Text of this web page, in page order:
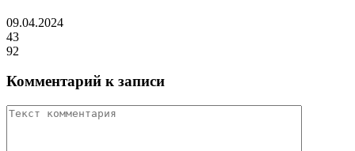
09.04.2024
43
92
Комментарий к записи